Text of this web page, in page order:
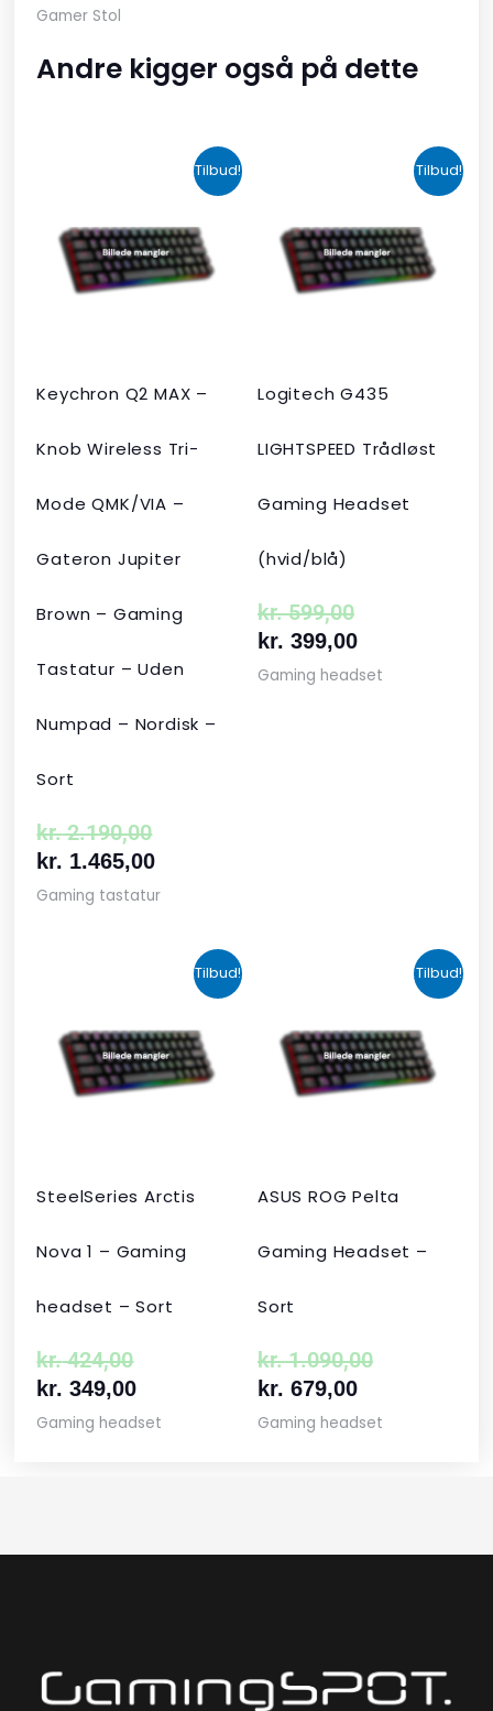
Gamer Stol
Andre kigger også på dette
Tilbud!
Keychron Q2 MAX –
Knob Wireless Tri-
Mode QMK/VIA –
Gateron Jupiter
Brown – Gaming
Tastatur – Uden
Numpad – Nordisk –
Sort
kr.2.190,00
oprindelige
pris
var:
kr. 2.190,00.
kr. 1.465,00
Den
aktuelle
pris
er:
kr. 1.465,00.
Gaming tastatur
Tilbud!
Logitech G435
LIGHTSPEED Trådløst
Gaming Headset
(hvid/blå)
kr.599,00
oprindelige
pris
var:
kr. 599,00.
kr. 399,00
aktuelle
pris
er:
kr. 399,00.
Gaming headset
Tilbud!
SteelSeries Arctis
Nova 1 – Gaming
headset – Sort
kr.424,00
oprindelige
pris
var:
kr. 424,00.
kr. 349,00
aktuelle
pris
er:
kr. 349,00.
Gaming headset
Tilbud!
ASUS ROG Pelta
Gaming Headset –
Sort
kr.1.090,00
oprindelige
pris
var:
kr.
kr. 679,00
aktuelle
pris
er:
kr. 679,00.
Gaming headset